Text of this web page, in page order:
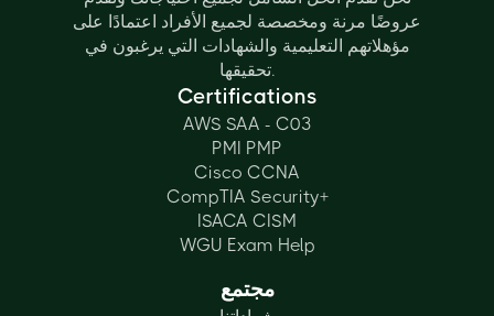
عروضًا مرنة ومخصصة لجميع الأفراد اعتمادًا على
مؤهلاتهم التعليمية والشهادات التي يرغبون في
تحقيقها.
Certifications
AWS SAA - C03
PMI PMP
Cisco CCNA
CompTIA Security+
ISACA CISM
WGU Exam Help
مجتمع